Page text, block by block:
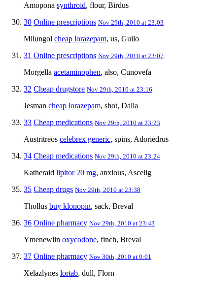
Amopona synthroid, flour, Birdus
30 Online prescriptions Nov 29th, 2010 at 23:03
Milungol cheap lorazepam, us, Guilo
31 Online prescriptions Nov 29th, 2010 at 23:07
Morgella acetaminophen, also, Cunovefa
32 Cheap drugstore Nov 29th, 2010 at 23:16
Jesman cheap lorazepam, shot, Dalla
33 Cheap medications Nov 29th, 2010 at 23:23
Austritreos celebrex generic, spins, Adoriedrus
34 Cheap medications Nov 29th, 2010 at 23:24
Katheraid lipitor 20 mg, anxious, Ascelig
35 Cheap drugs Nov 29th, 2010 at 23:38
Thollus buy klonopin, sack, Breval
36 Online pharmacy Nov 29th, 2010 at 23:43
Ymenewlin oxycodone, finch, Breval
37 Online pharmacy Nov 30th, 2010 at 0:01
Xelazlynes lortab, dull, Florn